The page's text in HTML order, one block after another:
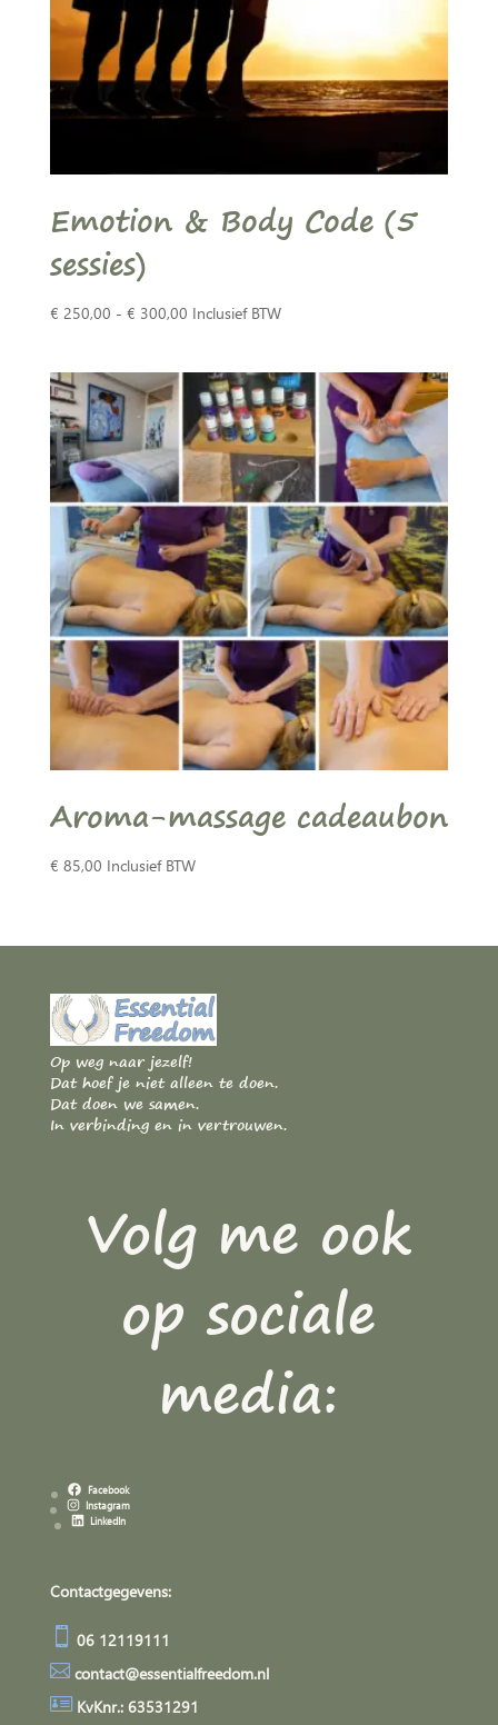
Emotion & Body Code (5
sessies)
€ 250,00 - € 300,00Prijsklasse:
€ 300,00
Inclusief BTW
Aroma-massage cadeaubon
€ 85,00 Inclusief BTW
Op weg naar jezelf!
Dat hoef je niet alleen te doen.
Dat doen we samen.
In verbinding en in vertrouwen.
Volg me ook
op sociale
media:
Facebook
Instagram
LinkedIn
Contactgegevens:
 06 12119111
 contact@essentialfreedom.nl
KvKnr.: 63531291